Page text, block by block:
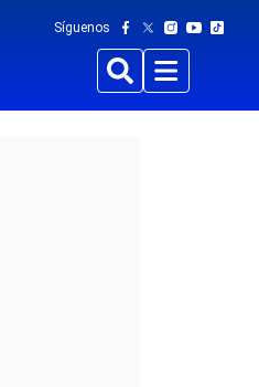
Síguenos
BuscarMenu